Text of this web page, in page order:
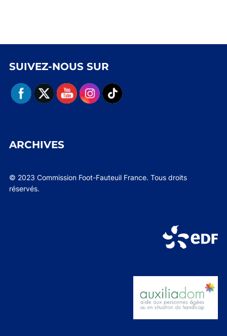
SUIVEZ-NOUS SUR
ARCHIVES
© 2023 Commission Foot-Fauteuil France. Tous droits
réservés.